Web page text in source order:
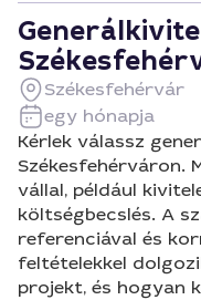
Székesfehérvár
egy hónapja
Kérlek válassz
Székesfehérváron.
vállal, például
költségbecslés. A
referenciával és
feltételekkel
projekt, és hogyan